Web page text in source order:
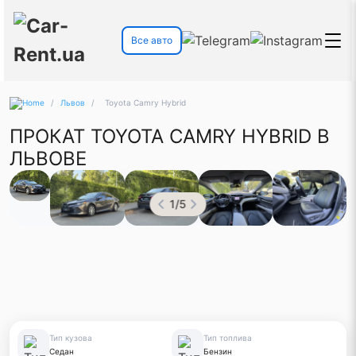
Все авто
/ Львов / Toyota Camry Hybrid
ПРОКАТ TOYOTA CAMRY HYBRID В
ЛЬВОВЕ
1/5
Тип кузова
Седан
Тип топлива
Бензин